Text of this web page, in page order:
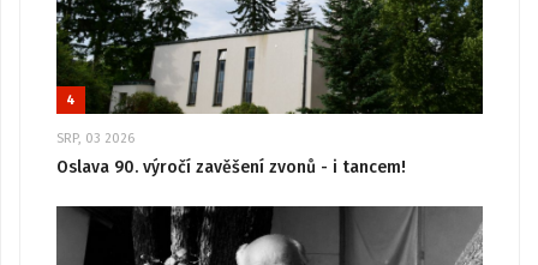
4
SRP, 03 2026
Oslava 90. výročí zavěšení zvonů - i tancem!